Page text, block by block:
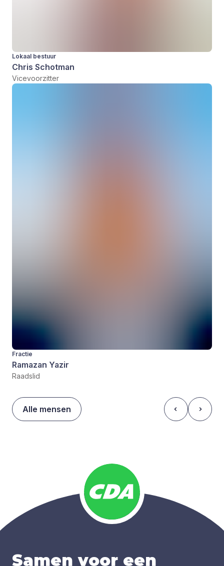
Lokaal bestuur
Chris Schotman
Vicevoorzitter
Fractie
Ramazan Yazir
Raadslid
Alle mensen
Samen voor een